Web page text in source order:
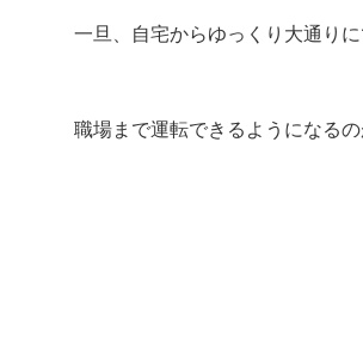
一旦、自宅からゆっくり大通り
職場まで運転できるようになる